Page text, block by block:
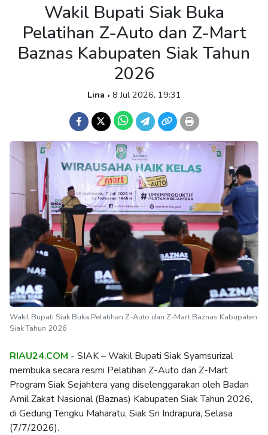
Wakil Bupati Siak Buka
Pelatihan Z-Auto dan Z-Mart
Baznas Kabupaten Siak Tahun
2026
Lina • 8 Jul 2026, 19:31
Wakil Bupati Siak Buka Pelatihan Z-Auto dan Z-Mart Baznas Kabupaten
Siak Tahun 2026
RIAU24.COM - SIAK – Wakil Bupati Siak Syamsurizal
membuka secara resmi Pelatihan Z-Auto dan Z-Mart
Program Siak Sejahtera yang diselenggarakan oleh Badan
Amil Zakat Nasional (Baznas) Kabupaten Siak Tahun 2026,
di Gedung Tengku Maharatu, Siak Sri Indrapura, Selasa
(7/7/2026).